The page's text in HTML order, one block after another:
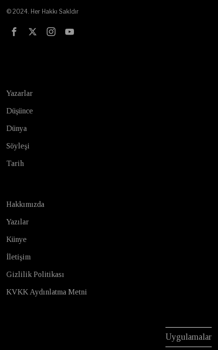
© 2024. Her Hakkı Sakldır
Yazarlar
Düşünce
Dünya
Söyleşi
Tarih
Hakkımızda
Yazılar
Künye
İletişim
Gizlilik Politikası
KVKK Aydınlatma Metni
Uygulamalar